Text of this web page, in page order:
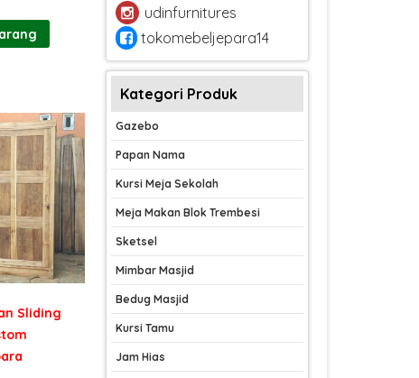
Sliding
udinfurnitures
tokomebeljepara14
Kategori Produk
Gazebo
Papan Nama
Kursi Meja Sekolah
Meja Makan Blok Trembesi
Sketsel
Mimbar Masjid
Bedug Masjid
Kursi Tamu
Jam Hias